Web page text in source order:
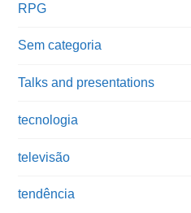
RPG
Sem categoria
Talks and presentations
tecnologia
televisão
tendência